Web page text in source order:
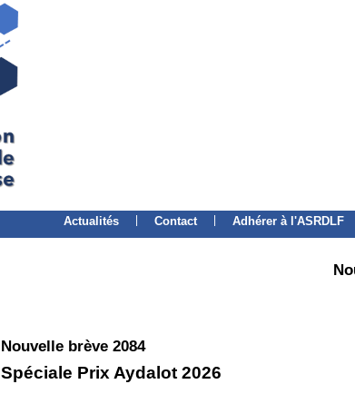
Actualités Contact Adhérer à l'ASRDLF
Nouvelle brève 2084
Spéciale Prix Aydalot 2026